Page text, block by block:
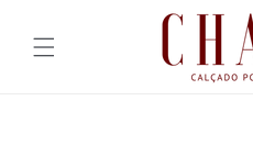
conteúdo